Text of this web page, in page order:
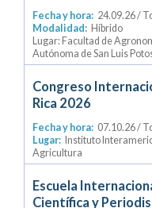
Fecha y hora: 24.09.26/
Modalidad: Híbrido
Lugar: Facultad de
Autónoma de San Luis
Congreso
Rica 2026
Fecha y hora: 07.10.26/
Lugar: Instituto
Agricultura
Escuela
Científica y